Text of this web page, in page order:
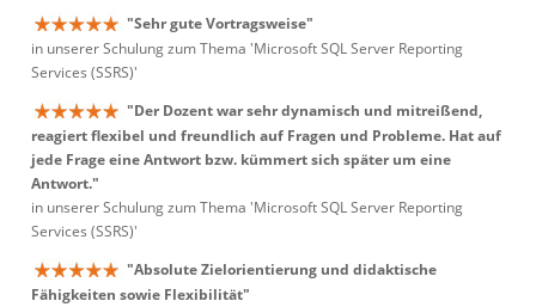
"Sehr gute Vortragsweise"
in unserer Schulung zum Thema 'Microsoft SQL Server Reporting
Services (SSRS)'
"Der Dozent war sehr dynamisch und mitreißend,
reagiert flexibel und freundlich auf Fragen und Probleme. Hat auf
jede Frage eine Antwort bzw. kümmert sich später um eine
Antwort."
in unserer Schulung zum Thema 'Microsoft SQL Server Reporting
Services (SSRS)'
"Absolute Zielorientierung und didaktische
Fähigkeiten sowie Flexibilität"